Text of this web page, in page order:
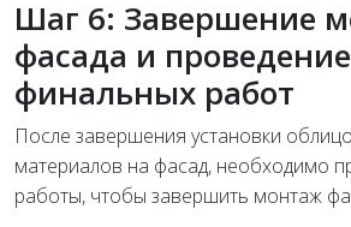
Шаг 6: Завершение
фасада и проведение
финальных работ
После завершения установки
материалов на фасад, необходимо
работы, чтобы завершить монтаж